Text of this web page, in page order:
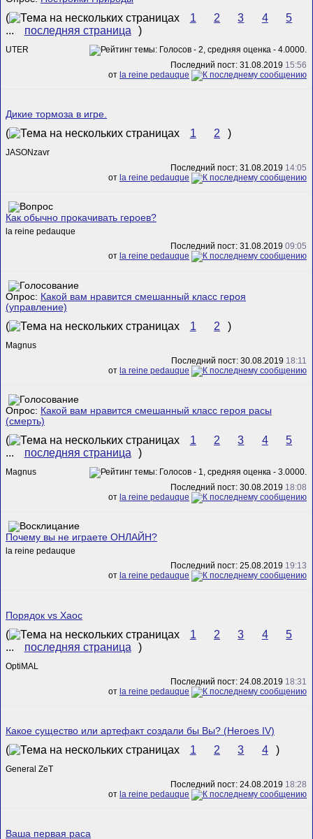
( 1 2 3 4
5
...
последняя страница )
UTER
Последний пост: 31.08.2019 15:56
от la reine pedauque
Дикие тормоза в игре.
( 1 2 )
JASONzavr
Последний пост: 31.08.2019 14:05
от la reine pedauque
Как обычно прокачивать героев?
la reine pedauque
Последний пост: 31.08.2019 09:05
от la reine pedauque
Опрос: Какой вам нравится смешанный класс героя
(управление)
( 1 2 )
Magnus
Последний пост: 30.08.2019 18:11
от la reine pedauque
Опрос: Какой вам нравится смешанный класс героя расы
(смерть)
( 1 2 3 4
5
...
последняя страница )
Magnus
Последний пост: 30.08.2019 18:08
от la reine pedauque
Почему вы не играете ОНЛАЙН?
la reine pedauque
Последний пост: 25.08.2019 19:13
от la reine pedauque
Порядок vs Хаос
( 1 2 3 4
5
...
последняя страница )
OptiMAL
Последний пост: 24.08.2019 18:31
от la reine pedauque
Какое существо или артефакт создали бы Вы? (Heroes IV)
( 1 2 3 4 )
General ZeT
Последний пост: 24.08.2019 18:28
от la reine pedauque
Ваша первая раса